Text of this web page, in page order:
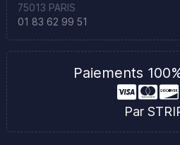
75013 PARIS
01 83 62 99 51
Paiements
Par